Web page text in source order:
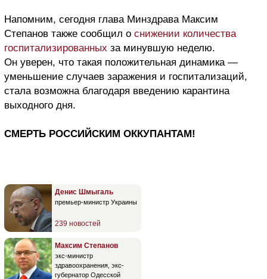
Напомним, сегодня глава Минздрава Максим
Степанов также сообщил о снижении количества
госпитализированных за минувшую неделю.
Он уверен, что такая положительная динамика —
уменьшение случаев заражения и госпитализаций,
стала возможна благодаря введению карантина
выходного дня.
СМЕРТЬ РОССИЙСКИМ ОККУПАНТАМ!
Денис Шмыгаль
премьер-министр Украины
239 новостей
Максим Степанов
экс-министр
здравоохранения, экс-
губернатор Одесской